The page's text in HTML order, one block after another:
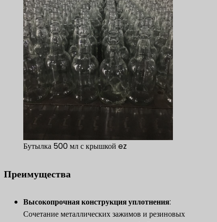
Бутылка 500 мл с крышкой ez
Преимущества
​Высокопрочная конструкция уплотнения​​:
Сочетание металлических зажимов и резиновых